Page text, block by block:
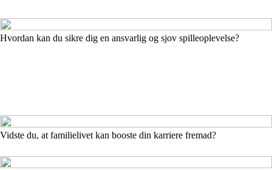
Hvordan kan du sikre dig en ansvarlig og sjov spilleoplevelse?
Vidste du, at familielivet kan booste din karriere fremad?